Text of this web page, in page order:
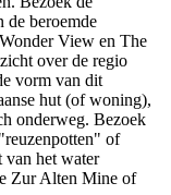
de beroemde
View en The
over de regio
vorm van dit
hut (of woning),
onderweg. Bezoek
of
van het water
Zur Alten Mine of